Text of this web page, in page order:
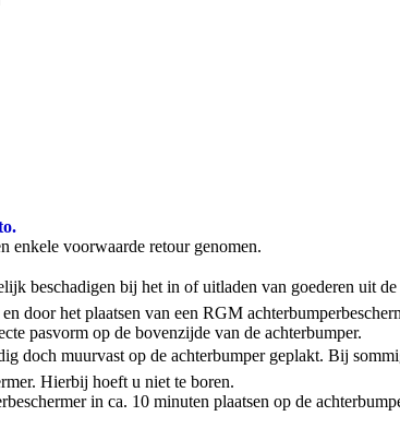
enkele voorwaarde retour genomen.
beschadigen bij het in of uitladen van goederen uit
door het plaatsen van een RGM
pasvorm op de bovenzijde van de achterbumper.
muurvast op de achterbumper geplakt. Bij
Hierbij hoeft u niet te boren.
in ca. 10 minuten plaatsen op de